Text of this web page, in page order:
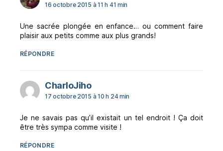
16 octobre 2015 à 11 h 41 min
Une sacrée plongée en enfance… ou comment faire
plaisir aux petits comme aux plus grands!
RÉPONDRE
CharloJihodit :
17 octobre 2015 à 10 h 24 min
Je ne savais pas qu’il existait un tel endroit ! Ça doit
être très sympa comme visite !
RÉPONDRE